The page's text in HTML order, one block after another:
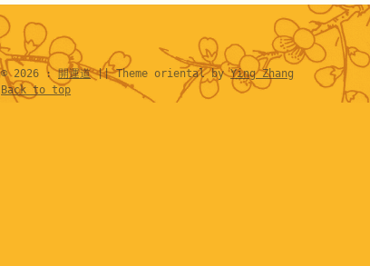
© 2026 :開運道|| Theme oriental byYing Zhang
Back to top